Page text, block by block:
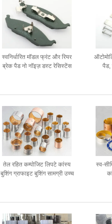
स्वनिर्धारित मॉडल फ्रंट और रियर
ब्रेक पैड नो नॉइज़ डस्ट रेसिस्टेंस
पैड,
तेल रहित कम्पोजिट लिपटे कांस्य
बुशिंग ग्राफाइट बुशिंग सामग्री उच्च
स्व-